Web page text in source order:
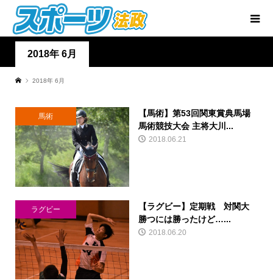
2018年 6月
2018年 6月
馬術
【馬術】第53回関東賞典馬場
馬術競技大会 主将大川...
2018.06.21
ラグビー
【ラグビー】定期戦 対関大
勝つには勝ったけど…...
2018.06.20